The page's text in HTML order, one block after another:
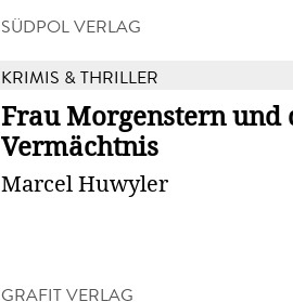
SÜDPOL VERLAG
KRIMIS & THRILLER
Frau Morgenstern und
Vermächtnis
Marcel Huwyler
GRAFIT VERLAG